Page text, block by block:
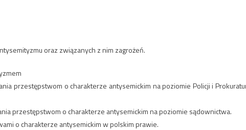
oraz związanych z nim zagrożeń.
przestępstwom o charakterze antysemickim na poziomie Policji i
przestępstwom o charakterze antysemickim na poziomie sądownictwa.
o charakterze antysemickim w polskim prawie.